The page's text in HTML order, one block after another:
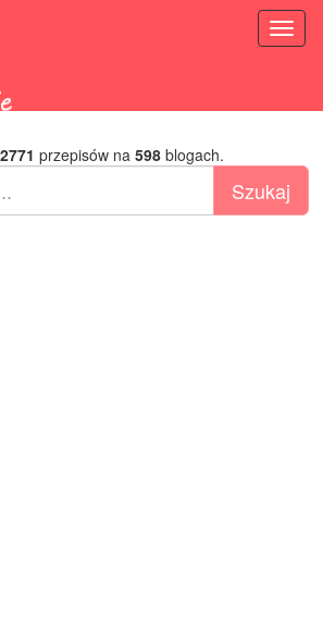
przepisów na 598blogach.